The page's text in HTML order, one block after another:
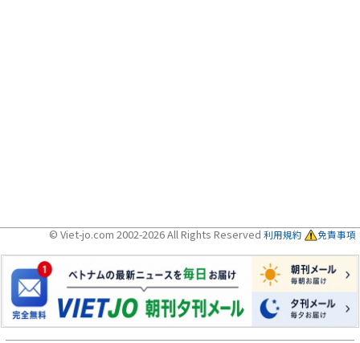
© Viet-jo.com 2002-2026 All Rights Reserved 利用規約 免責事項